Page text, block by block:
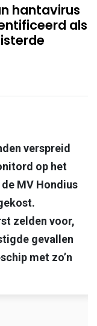
hantavirus
als
verspreid
op het
MV Hondius
zelden voor,
gevallen
met zo’n